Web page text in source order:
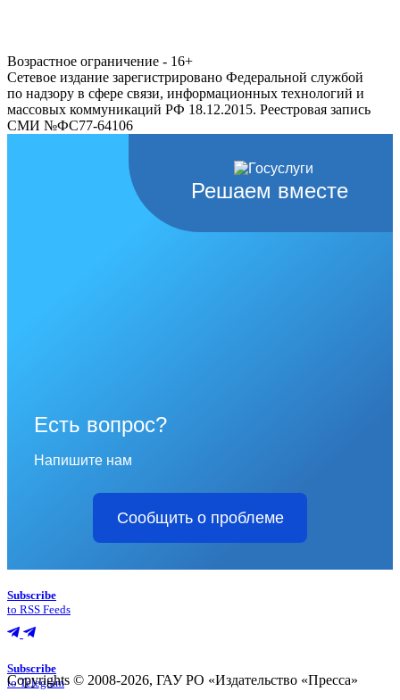
Возрастное ограничение - 16+
Сетевое издание зарегистрировано Федеральной службой
по надзору в сфере связи, информационных технологий и
массовых коммуникаций РФ 18.12.2015. Реестровая запись
СМИ №ФС77-64106
Решаем вместе
Есть вопрос?
Напишите нам
Сообщить о проблеме
Subscribe
to RSS Feeds
Subscribe
to Telegram
Copyrights © 2008-2026, ГАУ РО «Издательство «Пресса»